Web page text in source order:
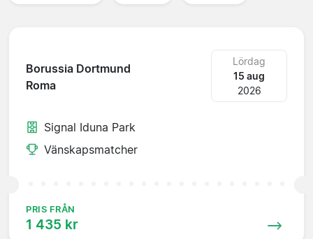
Borussia Dortmund
Roma
Lördag
15 aug
2026
Signal Iduna Park
Vänskapsmatcher
PRIS FRÅN
1 435 kr